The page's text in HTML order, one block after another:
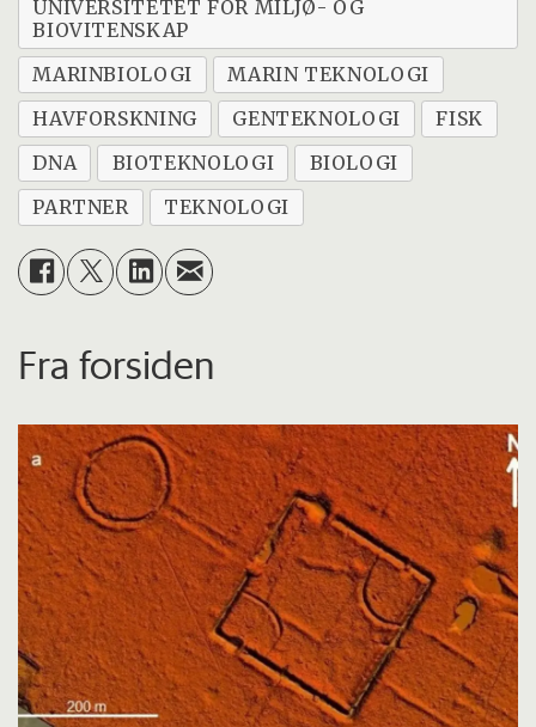
UNIVERSITETET FOR MILJØ- OG
BIOVITENSKAP
MARINBIOLOGI
MARIN TEKNOLOGI
HAVFORSKNING
GENTEKNOLOGI
FISK
DNA
BIOTEKNOLOGI
BIOLOGI
PARTNER
TEKNOLOGI
Fra forsiden